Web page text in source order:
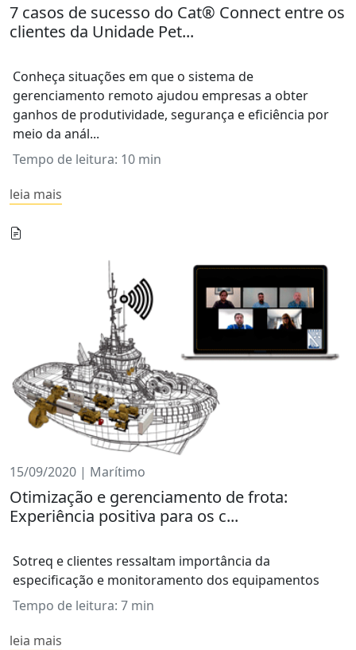
7 casos de sucesso do Cat® Connect entre os
clientes da Unidade Pet...
Conheça situações em que o sistema de
gerenciamento remoto ajudou empresas a obter
ganhos de produtividade, segurança e eficiência por
meio da anál...
Tempo de leitura: 10 min
leia mais
15/09/2020 | Marítimo
Otimização e gerenciamento de frota:
Experiência positiva para os c...
Sotreq e clientes ressaltam importância da
especificação e monitoramento dos equipamentos
Tempo de leitura: 7 min
leia mais